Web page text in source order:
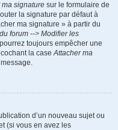
ma signature sur le formulaire de
la signature par défaut à
ma signature » à partir du
forum --> Modifier les
toujours empêcher une
la caseAttacher ma
d’un nouveau sujet ou
(si vous en avez les